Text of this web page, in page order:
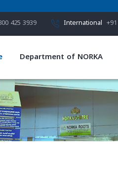
425 3939 International
Department of NORKA